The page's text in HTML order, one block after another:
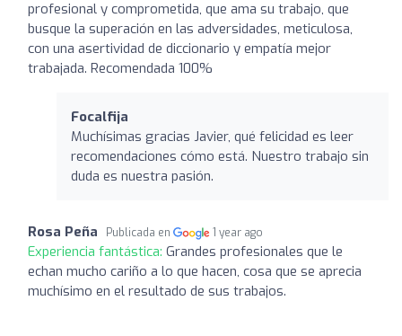
profesional y comprometida, que ama su trabajo, que
busque la superación en las adversidades, meticulosa,
con una asertividad de diccionario y empatía mejor
trabajada. Recomendada 100%
Focalfija
Muchísimas gracias Javier, qué felicidad es leer
recomendaciones cómo está. Nuestro trabajo sin
duda es nuestra pasión.
Rosa Peña Publicada en 1 year ago
Experiencia fantástica: Grandes profesionales que le
echan mucho cariño a lo que hacen, cosa que se aprecia
muchísimo en el resultado de sus trabajos.